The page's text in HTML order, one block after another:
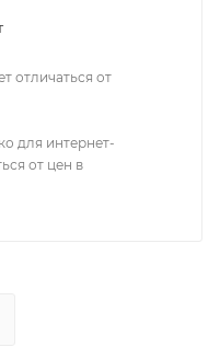
отличаться от
для интернет-
от цен в